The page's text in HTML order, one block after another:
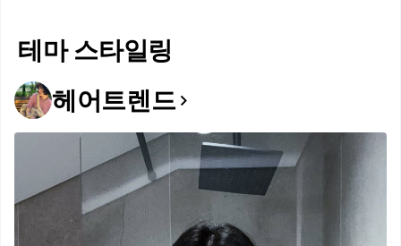
테마 스타일링
헤어트렌드